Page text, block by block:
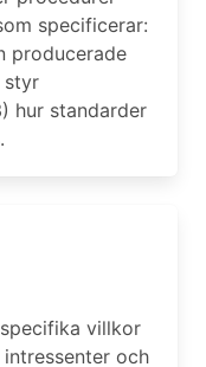
specificerar:
producerade
styr
hur standarder
villkor
och